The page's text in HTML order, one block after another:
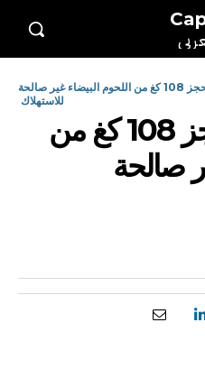
وهران: الأمن يحجز 108 كغ من اللحوم البيضاء غير صالحة
للاستهلاك
وهران: الأمن يحجز 108 كغ من
صالحة